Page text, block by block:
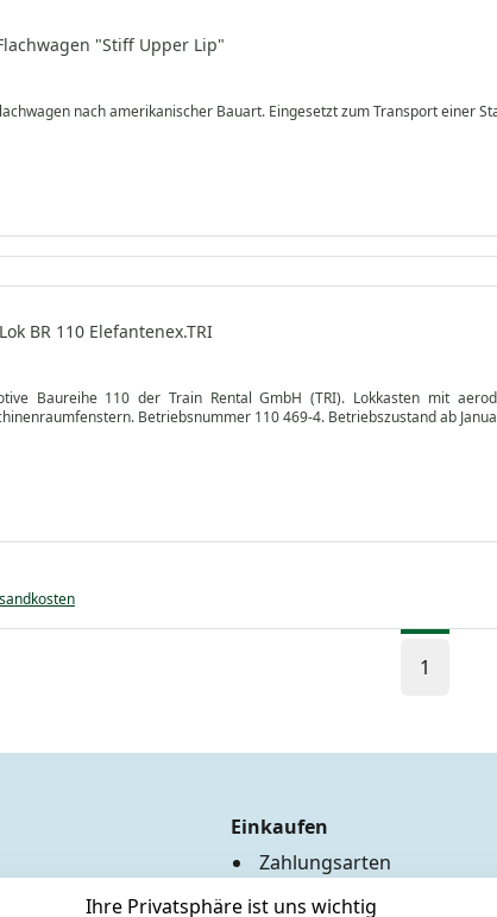
"Stiff Upper Lip"
nach amerikanischer Bauart. Eingesetzt zum Transport einer
BR 110 Elefantenex.TRI
Baureihe 110 der Train Rental GmbH (TRI). Lokkasten mit
Betriebsnummer 110 469-4. Betriebszustand ab
1
Ihre Privatsphäre ist uns wichtig
Einkaufen
Zahlungsarten